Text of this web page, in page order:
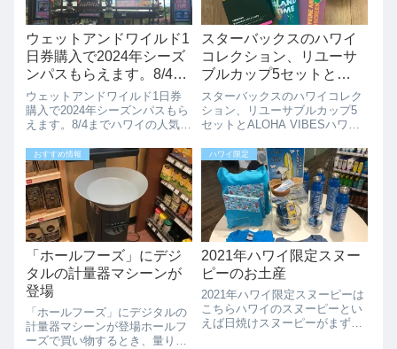
ウェットアンドワイルド1
日券購入で2024年シーズ
ンパスもらえます。8/4ま
で
ウェットアンドワイルド1日券
購入で2024年シーズンパスもら
えます。8/4までハワイの人気ウ
ドワイルド（Wet'n'Wild
Hawaii）8/4までに1日券を購入
すると2024/12/31までのシーズ
ンパスがも...
スターバックスのハワイ
コレクション、リユーサ
ブルカップ5セットと
ALOHA VIBES
スターバックスのハワイコレク
ション、リユーサブルカップ5
セットとALOHA VIBESハワイ
セットが発売されていました。
人気のリユーサブルカップのハ
ワイ限定バージョンとあって日
本人観光客がいない中でもすぐ
に売り切...
おすすめ情報
「ホールフーズ」にデジ
タルの計量器マシーンが
登場
「ホールフーズ」にデジタルの
計量器マシーンが登場ホールフ
ーズで買い物するとき、量り売
ハワイ限定
2021年ハワイ限定スヌー
ピーのお土産
2021年ハワイ限定スヌーピーは
こちらハワイのスヌーピーとい
えば日焼けスヌーピーがまず頭